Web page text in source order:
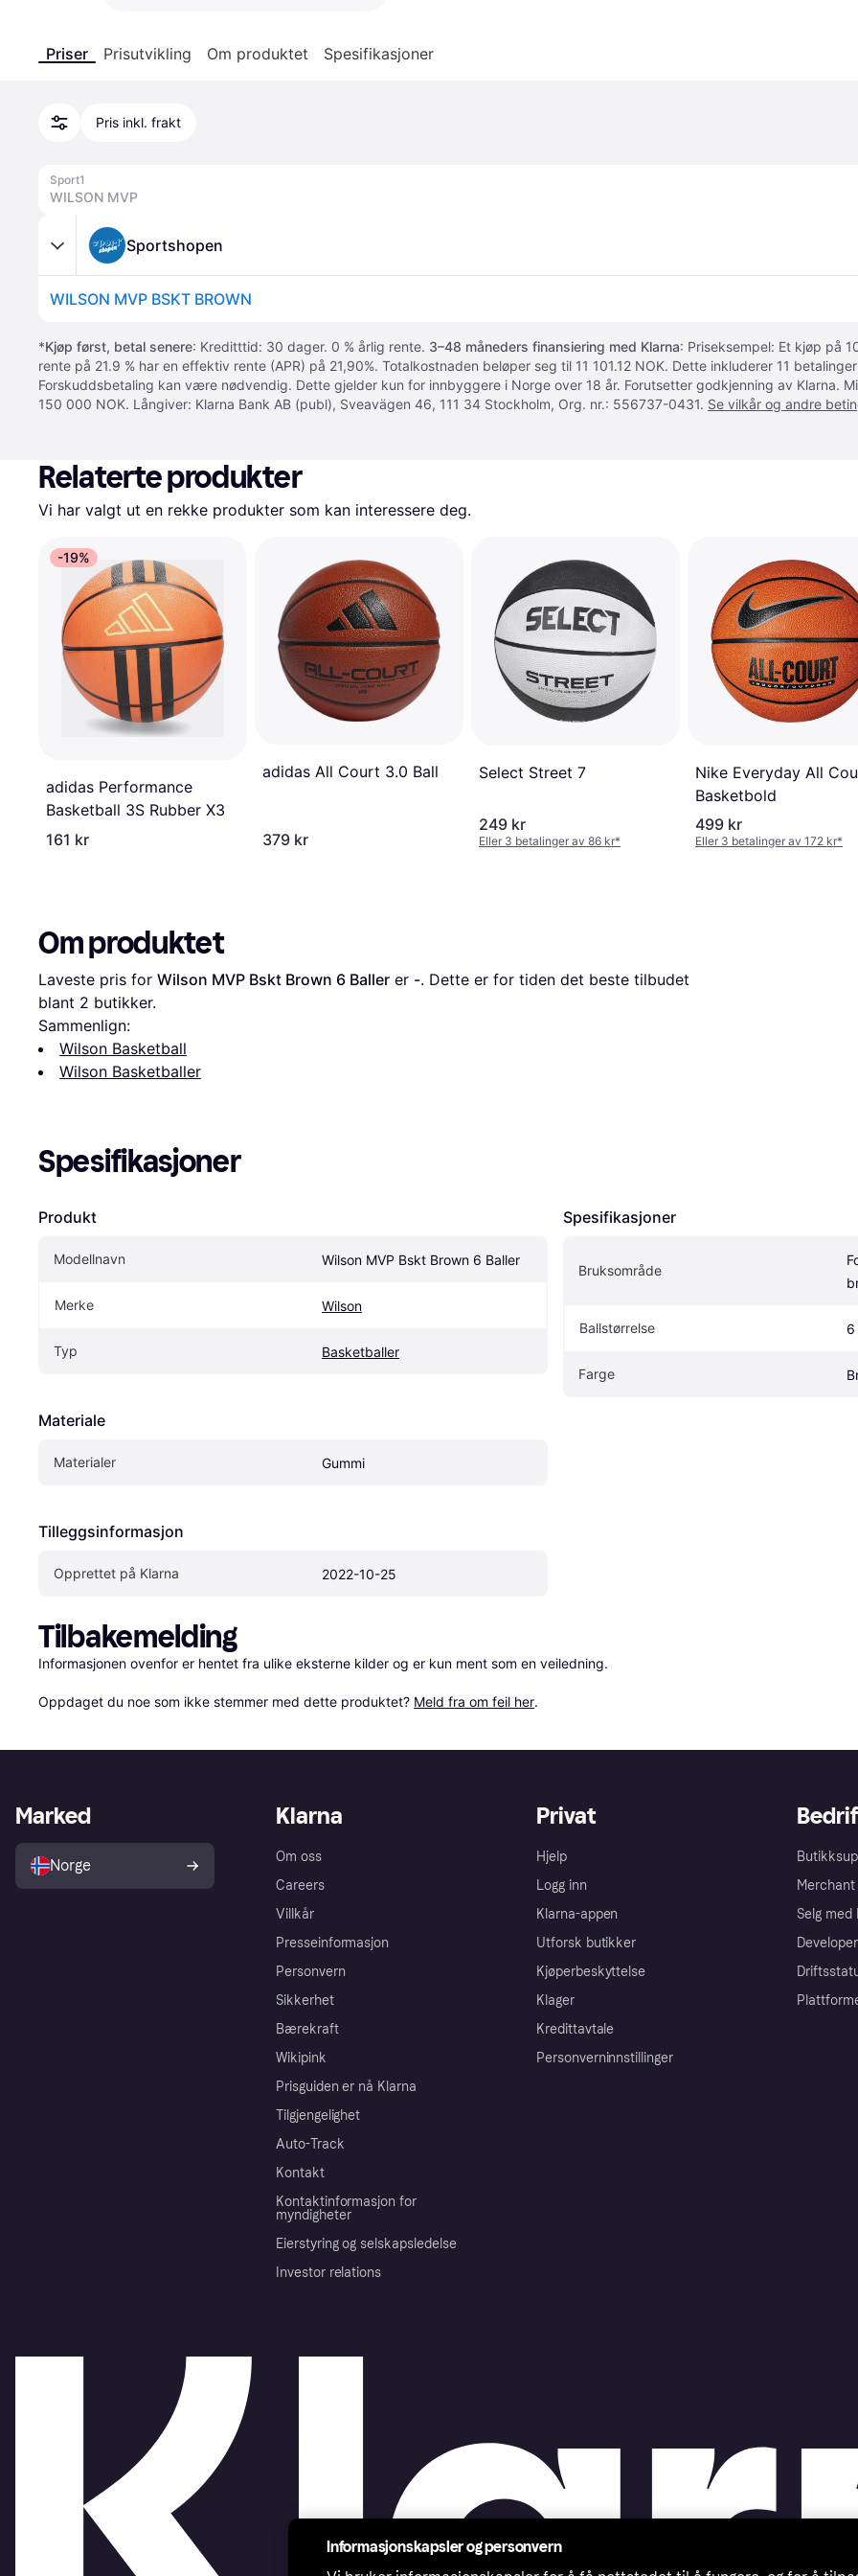
Priser Prisutvikling Om produktet Spesifikasjoner
Pris inkl. frakt
Sport1
WILSON MVP
Sportshopen
WILSON MVP BSKT BROWN
*Kjøp først, betal senere: Kreditttid: 30 dager. 0 % årlig rente. 3–48 måneders finansiering med Klarna: Priseksempel: Et kjøp på
rente på 21.9 % har en effektiv rente (APR) på 21,90%. Totalkostnaden beløper seg til 11 101.12 NOK. Dette inkluderer 11
Forskuddsbetaling kan være nødvendig. Dette gjelder kun for innbyggere i Norge over 18 år. Forutsetter godkjenning av Klarna.
150 000 NOK. Långiver: Klarna Bank AB (publ), Sveavägen 46, 111 34 Stockholm, Org. nr.: 556737-0431. Se vilkår og andre
Relaterte produkter
Vi har valgt ut en rekke produkter som kan interessere deg.
-19%
adidas Performance
Basketball 3S Rubber X3
161 kr
adidas All Court 3.0 Ball
379 kr
Select Street 7
249 kr
Eller 3 betalinger av 86 kr*
Nike Everyday All
Basketbold
499 kr
Eller 3 betalinger av 172 kr*
Om produktet
Laveste pris for Wilson MVP Bskt Brown 6 Baller er -. Dette er for tiden det beste tilbudet
blant 2 butikker.
Sammenlign:
Wilson Basketball
Wilson Basketballer
Spesifikasjoner
Produkt
Modellnavn Wilson MVP Bskt Brown 6 Baller
Merke Wilson
Typ Basketballer
Materiale
Materialer Gummi
Tilleggsinformasjon
Opprettet på Klarna 2022-10-25
Spesifikasjoner
Bruksområde
Ballstørrelse 6
Farge
Tilbakemelding
Informasjonen ovenfor er hentet fra ulike eksterne kilder og er kun ment som en veiledning.
Oppdaget du noe som ikke stemmer med dette produktet? Meld fra om feil her.
Klarna
Om oss
Careers
Villkår
Presseinformasjon
Personvern
Sikkerhet
Bærekraft
Wikipink
Prisguiden er nå Klarna
Tilgjengelighet
Auto-Track
Kontakt
Kontaktinformasjon for
myndigheter
Eierstyring og selskapsledelse
Investor relations
Privat
Hjelp
Logg inn
Klarna-appen
Utforsk butikker
Kjøperbeskyttelse
Klager
Kredittavtale
Personverninnstillinger
Selg med
Marked
Norge
Informasjonskapsler og personvern